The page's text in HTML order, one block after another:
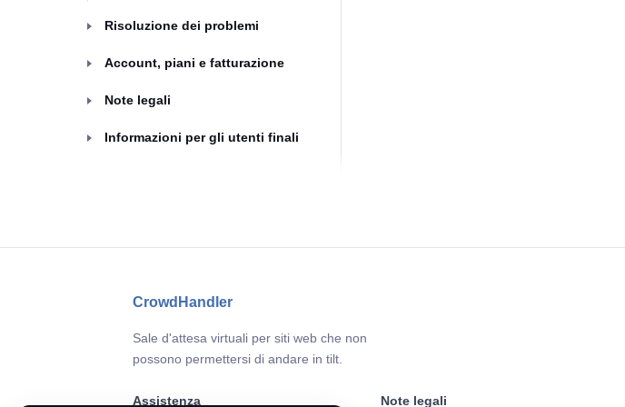
Risoluzione dei problemi
Account, piani e fatturazione
Note legali
Informazioni per gli utenti finali
CrowdHandler
Sale d'attesa virtuali per siti web che non
possono permettersi di andare in tilt.
Assistenza Note legali